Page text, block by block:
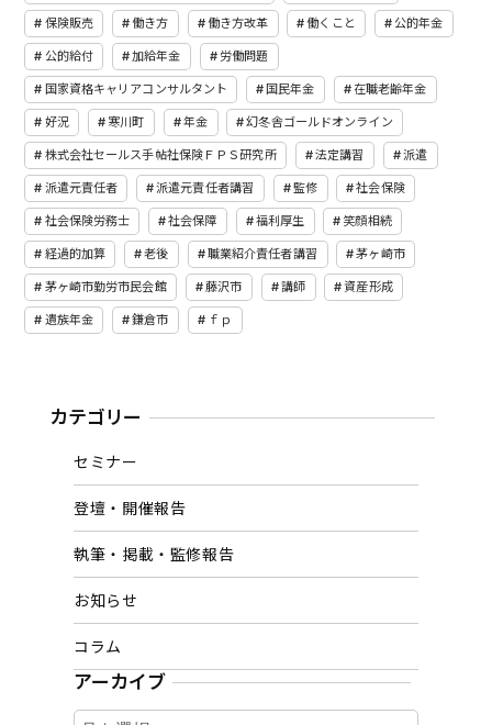
保険販売 働き方 働き方改革 働くこと 公的年金
公的給付 加給年金 労働問題
国家資格キャリアコンサルタント 国民年金 在職老齢年金
好況 寒川町 年金 幻冬舎ゴールドオンライン
株式会社セールス手帖社保険ＦＰＳ研究所 法定講習 派遣
派遣元責任者 派遣元責任者講習 監修 社会保険
社会保険労務士 社会保障 福利厚生 笑顔相続
経過的加算 老後 職業紹介責任者講習 茅ヶ崎市
茅ヶ崎市勤労市民会館 藤沢市 講師 資産形成
遺族年金 鎌倉市 ｆｐ
カテゴリー
セミナー
登壇・開催報告
執筆・掲載・監修報告
お知らせ
コラム
アーカイブ
ア